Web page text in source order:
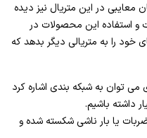
معایبی در این متریال نیز دیده
استفاده این محصولات در
خود را به متریالی دیگر بدهد که
توان به شبکه بندی اشاره کرد
داشته باشیم.
ضربات یا بار ناشی شکسته شده و